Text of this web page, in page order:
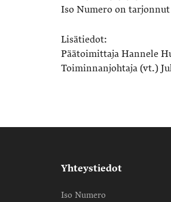
Iso Numero on
Lisätiedot:
Päätoimittaja Hannele
Toiminnanjohtaja (vt.)
Yhteystiedot
Iso Numero